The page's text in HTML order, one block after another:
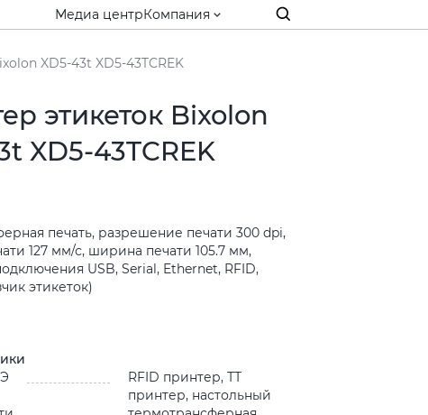
Медиа центрКомпания
XD5-43t XD5-43TCREK
этикеток Bixolon
XD5-43TCREK
печать, разрешение печати 300 dpi,
127 мм/с, ширина печати 105.7 мм,
USB, Serial, Ethernet, RFID,
этикеток)
RFID принтер, ТТ
принтер, настольный